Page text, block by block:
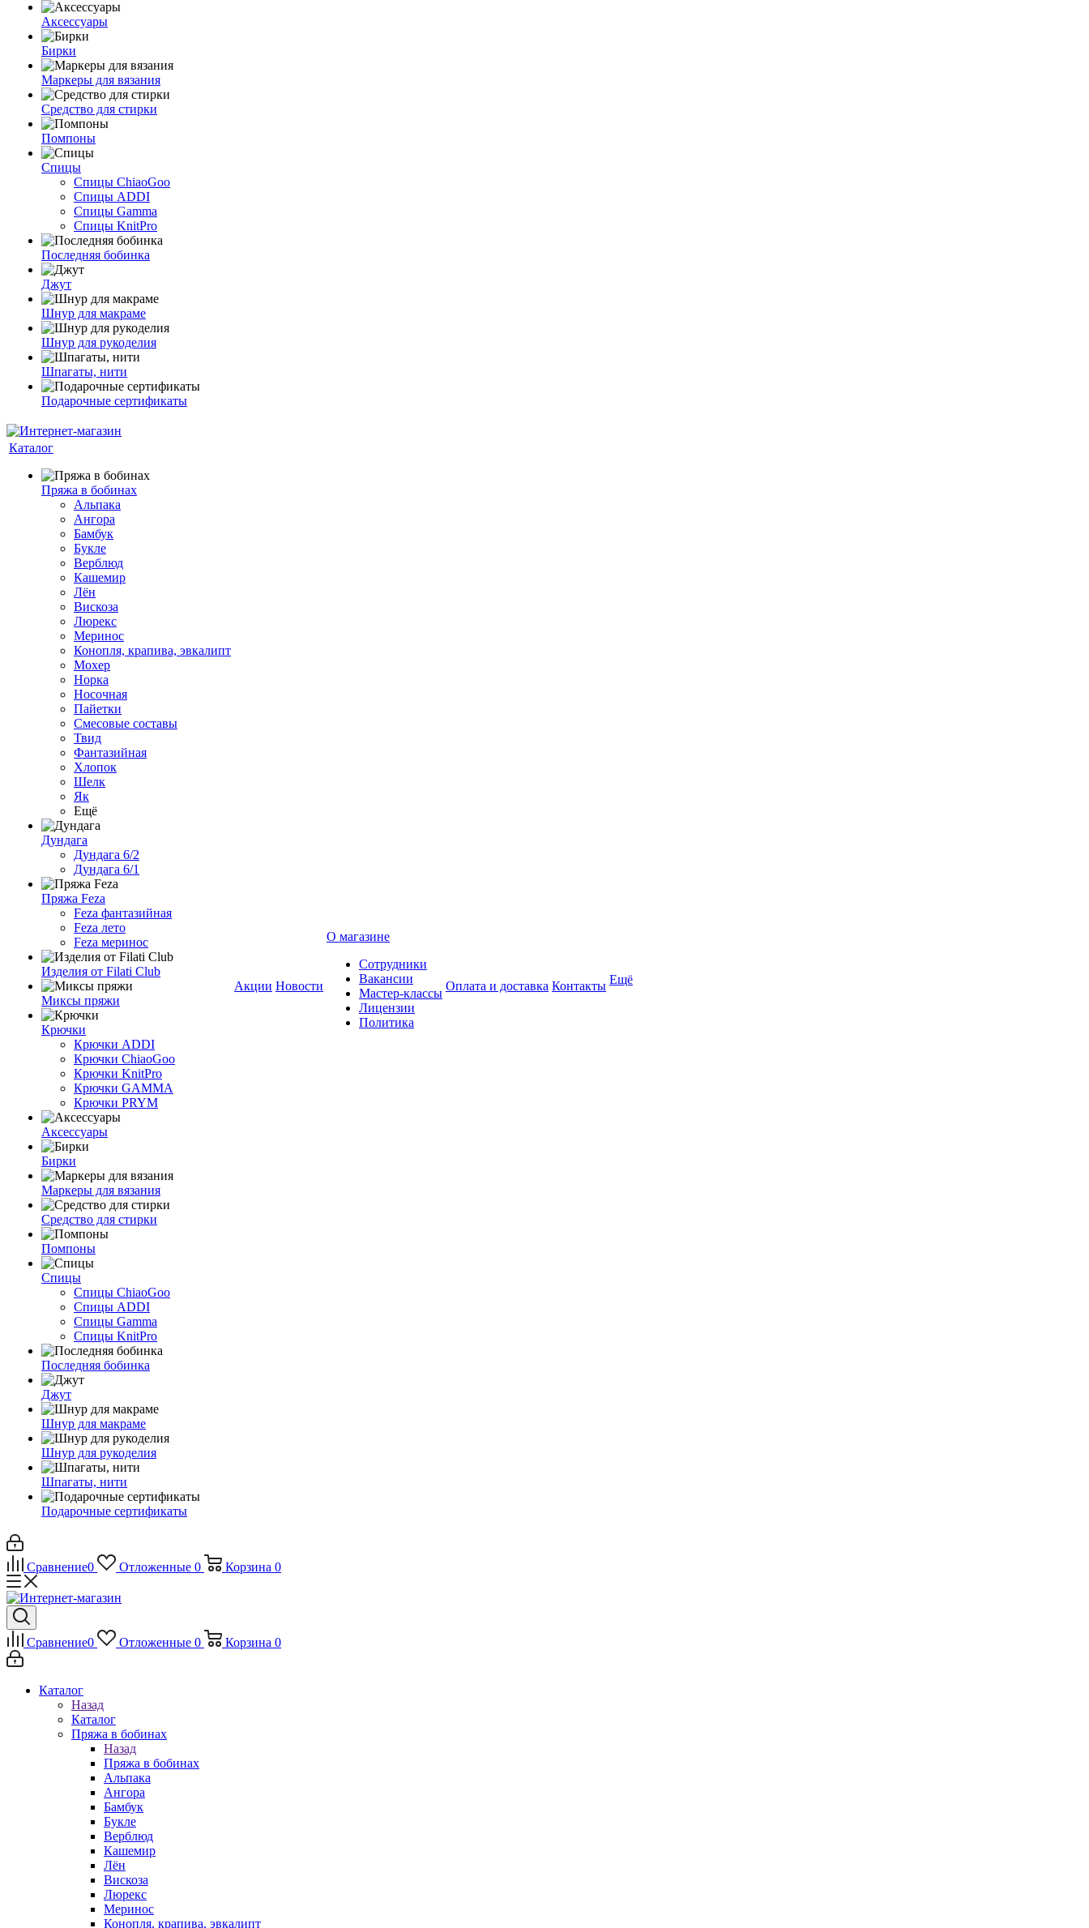
Аксессуары
Бирки
Маркеры для вязания
Средство для стирки
Помпоны
Спицы
Спицы ChiaoGoo
Спицы ADDI
Спицы Gamma
Спицы KnitPro
Последняя бобинка
Джут
Шнур для макраме
Шнур для рукоделия
Шпагаты, нити
Подарочные сертификаты
Каталог
Пряжа в бобинах
Альпака
Ангора
Бамбук
Букле
Верблюд
Кашемир
Лён
Вискоза
Люрекс
Меринос
Конопля, крапива, эвкалипт
Мохер
Норка
Носочная
Пайетки
Смесовые составы
Твид
Фантазийная
Хлопок
Шелк
Як
Ещё
Дундага
Дундага 6/2
Дундага 6/1
Пряжа Feza
Feza фантазийная
Feza лето
Feza меринос
Изделия от Filati Club
Миксы пряжи
Крючки
Крючки ADDI
Крючки ChiaoGoo
Крючки KnitPro
Крючки GAMMA
Крючки PRYM
Аксессуары
Бирки
Маркеры для вязания
Средство для стирки
Помпоны
Спицы
Спицы ChiaoGoo
Спицы ADDI
Спицы Gamma
Спицы KnitPro
Последняя бобинка
Джут
Шнур для макраме
Шнур для рукоделия
Шпагаты, нити
Подарочные сертификаты
Акции Новости
О магазине
Сотрудники
Вакансии
Мастер-классы
Лицензии
Политика
Оплата и доставка Контакты Ещё
Сравнение0 Отложенные 0 Корзина 0
Сравнение0 Отложенные 0 Корзина 0
Каталог
Назад
Каталог
Пряжа в бобинах
Назад
Пряжа в бобинах
Альпака
Ангора
Бамбук
Букле
Верблюд
Кашемир
Лён
Вискоза
Люрекс
Меринос
Конопля, крапива, эвкалипт